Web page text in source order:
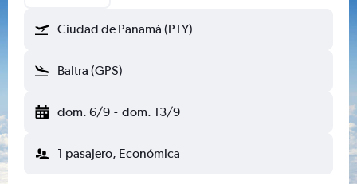
Ciudad de Panamá (PTY)
Baltra (GPS)
dom. 6/9 - dom. 13/9
1 pasajero, Económica